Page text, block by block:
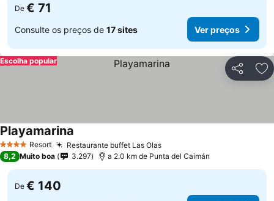
De € 71
Consulte os preços de 17 sites Ver preços
Partilhar
Escolha popular
4 EstrelasResort Restaurante buffet Las Olas
Playamarina
8,2 Muito boa 3.297 a 2.0 km de Punta del Caimán
De € 140